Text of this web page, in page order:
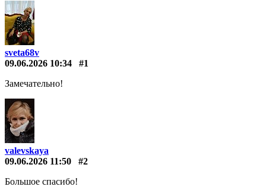
sveta68v
09.06.2026 10:34
#1
Замечательно!
valevskaya
09.06.2026 11:50
#2
Большое спасибо!